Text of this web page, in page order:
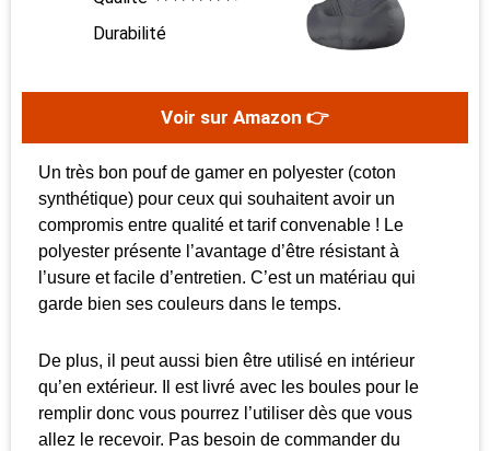
Durabilité
Voir sur Amazon 👉
Un très bon pouf de gamer en polyester (coton
synthétique) pour ceux qui souhaitent avoir un
compromis entre qualité et tarif convenable ! Le
polyester présente l’avantage d’être résistant à
l’usure et facile d’entretien. C’est un matériau qui
garde bien ses couleurs dans le temps.
De plus, il peut aussi bien être utilisé en intérieur
qu’en extérieur. Il est livré avec les boules pour le
remplir donc vous pourrez l’utiliser dès que vous
allez le recevoir. Pas besoin de commander du